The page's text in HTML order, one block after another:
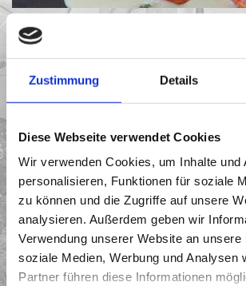
Zustimmung Details
Diese Webseite verwendet Cookies
Wir verwenden Cookies, um Inhalte und
personalisieren, Funktionen für soziale
zu können und die Zugriffe auf unsere
analysieren. Außerdem geben wir
Verwendung unserer Website an unsere
soziale Medien, Werbung und Analysen
Partner führen diese Informationen
Essen &
Fischereihof
Essen &
Genießen
Fischereihof
Detlefsen